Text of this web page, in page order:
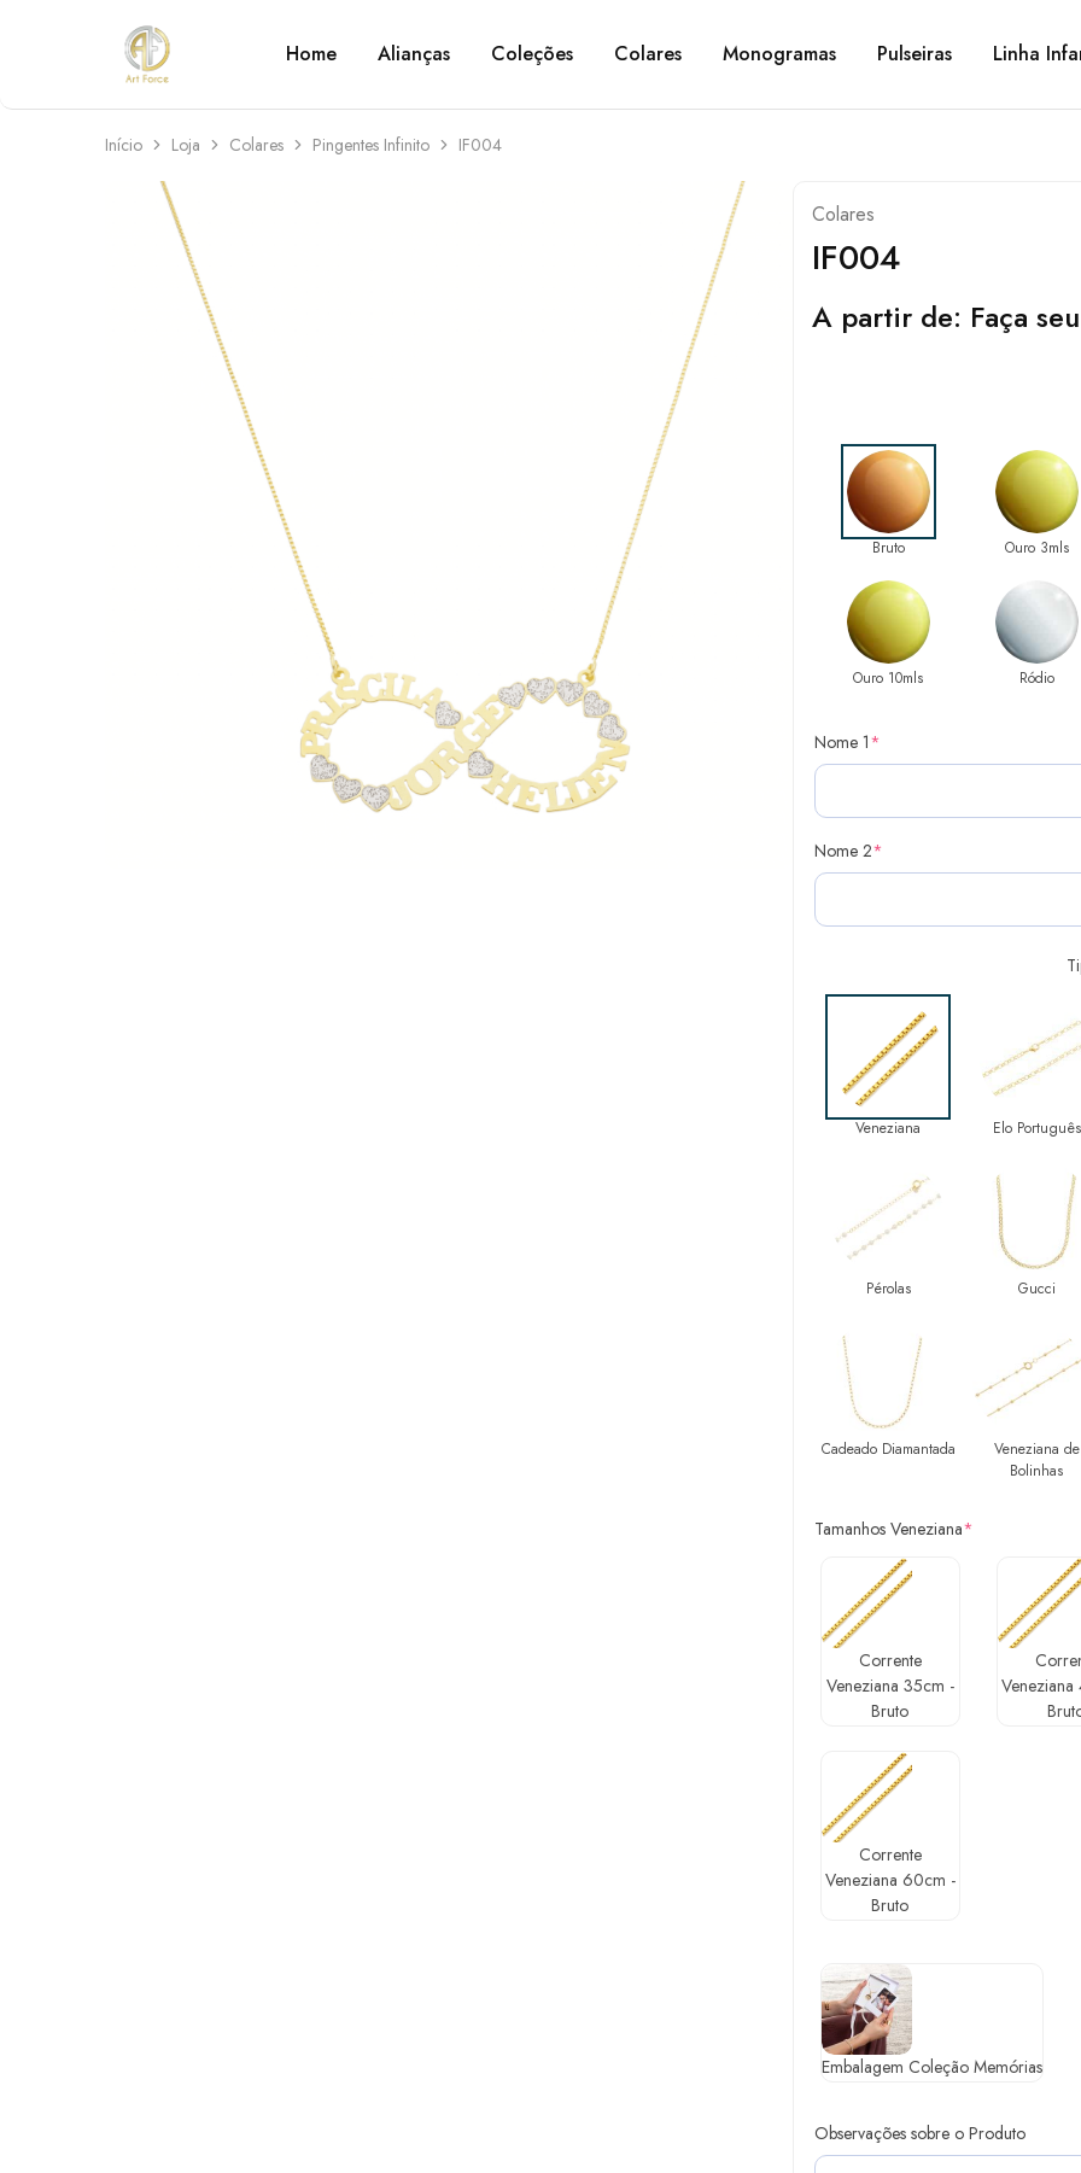
Art
Force
Semijoias
personalizadas
Home Alianças Coleções Colares Monogramas Pulseiras Linha
Início Loja Colares Pingentes Infinito IF004
Colares
IF004
A partir de: Faça
Bruto Ouro 3mls
Ouro 10mls Ródio
Nome 1*
Nome 2*
Veneziana Elo Português
Pérolas Gucci
Cadeado Diamantada
Veneziana de
Bolinhas
Tamanhos Veneziana*
Corrente
Veneziana 35cm -
Bruto
Corrente
Veneziana 60cm -
Bruto
Embalagem Coleção Memórias
Observações sobre o Produto